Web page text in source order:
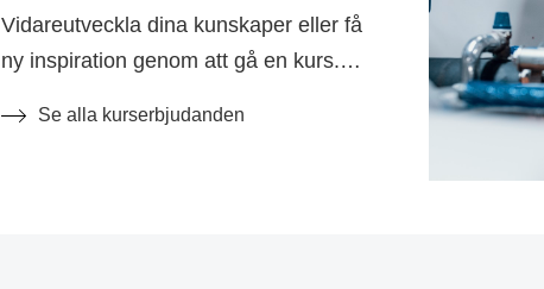
Vidareutveckla dina kunskaper eller få
ny inspiration genom att gå en kurs.
stärka dig i jobbet och utveckla dig
Se alla kurserbjudanden